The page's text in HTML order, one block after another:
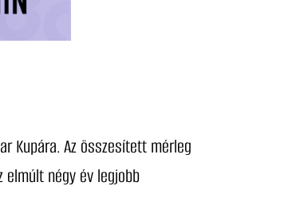
Kupára. Az összesített mérleg
elmúlt négy év legjobb